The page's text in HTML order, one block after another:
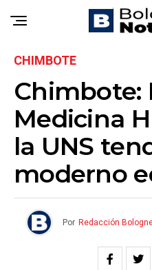
CHIMBOTE
Chimbote:
Medicina
la UNS
moderno
Por Redacción